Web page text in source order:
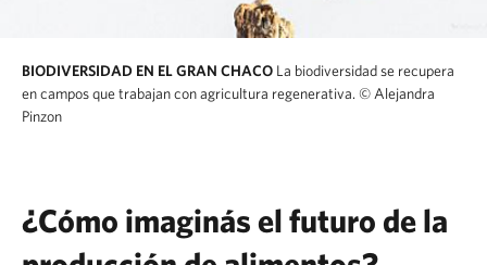
BIODIVERSIDAD EN EL GRAN CHACO La biodiversidad se recupera
en campos que trabajan con agricultura regenerativa. © Alejandra
Pinzon
¿Cómo imaginás el futuro de la